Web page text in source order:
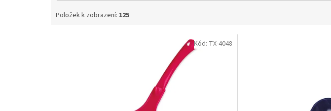
Položek k zobrazení: 125
Kód: TX-4048